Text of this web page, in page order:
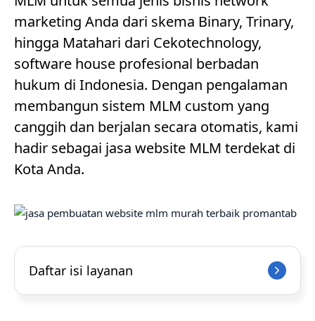
marketing Anda dari skema Binary, Trinary,
hingga Matahari dari Cekotechnology,
software house profesional berbadan
hukum di Indonesia. Dengan pengalaman
membangun sistem MLM custom yang
canggih dan berjalan secara otomatis, kami
hadir sebagai jasa website MLM terdekat di
Kota Anda.
Daftar isi layanan